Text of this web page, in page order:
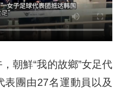
鮮“我的故鄉”女足代
團由27名運動員以及